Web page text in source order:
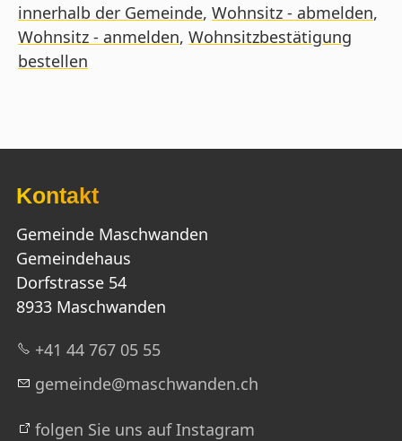
innerhalb der Gemeinde, Wohnsitz - abmelden,
Wohnsitz - anmelden, Wohnsitzbestätigung
bestellen
Kontakt
Gemeinde Maschwanden
Gemeindehaus
Dorfstrasse 54
8933 Maschwanden
+41 44 767 05 55
g m nd m schw nd n ch
folgen Sie uns auf Instagram